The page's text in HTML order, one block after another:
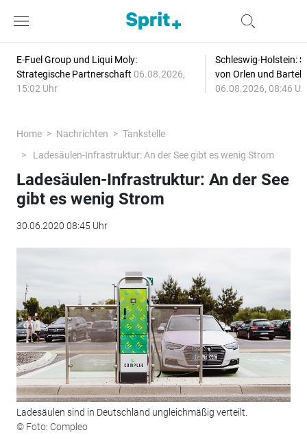
E-Fuel Group und Liqui Moly:
Strategische Partnerschaft 06.08.2026,
15:02 Uhr
Schleswig-Holstein:
von Orlen und
06.08.2026, 08:46
Home Nachrichten
Tankstelle
Ladesäulen-Infrastruktur: An der See gibt es wenig Strom
Ladesäulen-Infrastruktur: An der See
gibt es wenig Strom
30.06.2020 08:45 Uhr
Ladesäulen sind in Deutschland ungleichmäßig verteilt.
© Foto: Compleo